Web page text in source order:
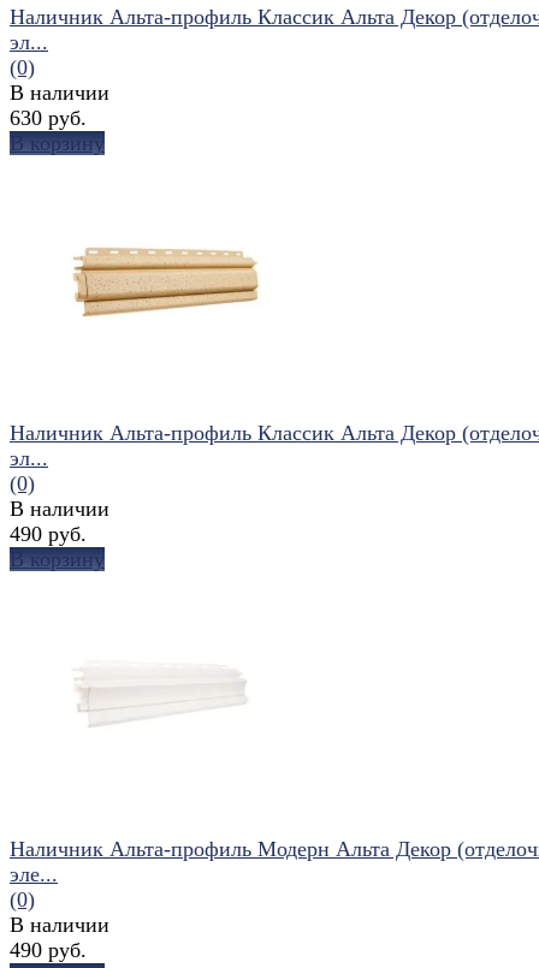
Наличник Альта-профиль Классик Альта Декор
эл...
(0)
В наличии
630 руб.
В корзину
Наличник Альта-профиль Классик Альта Декор
эл...
(0)
В наличии
490 руб.
В корзину
Наличник Альта-профиль Модерн Альта Декор
эле...
(0)
В наличии
490 руб.